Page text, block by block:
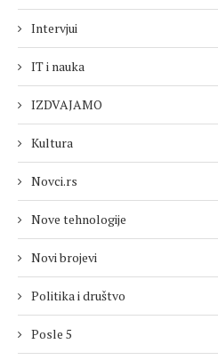
Intervjui
IT i nauka
IZDVAJAMO
Kultura
Novci.rs
Nove tehnologije
Novi brojevi
Politika i društvo
Posle 5